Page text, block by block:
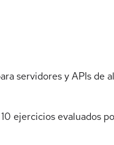
servidores y APIs de
10 ejercicios evaluados